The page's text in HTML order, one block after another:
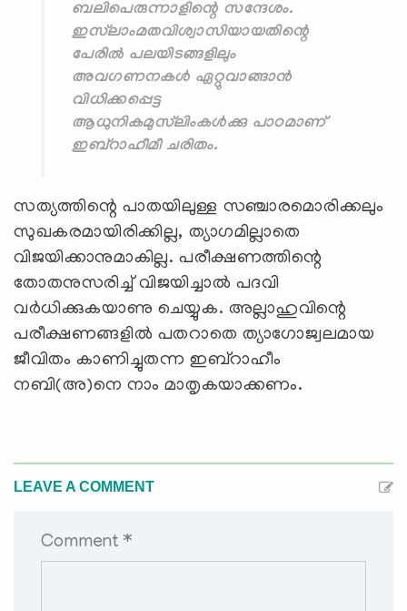
ബലിപെരുന്നാളിന്റെ സന്ദേശം.
ഇസ്‌ലാംമതവിശ്വാസിയായതിന്റെ
പേരില്‍ പലയിടങ്ങളിലും
അവഗണനകള്‍ ഏറ്റുവാങ്ങാന്‍
വിധിക്കപ്പെട്ട
ആധുനികമുസ്‌ലിംകള്‍ക്കു പാഠമാണ്
ഇബ്‌റാഹീമീ ചരിതം.
സത്യത്തിന്റെ പാതയിലുള്ള സഞ്ചാരമൊരിക്കലും
സുഖകരമായിരിക്കില്ല, ത്യാഗമില്ലാതെ
വിജയിക്കാനുമാകില്ല. പരീക്ഷണത്തിന്റെ
തോതനുസരിച്ച് വിജയിച്ചാല്‍ പദവി
വര്‍ധിക്കുകയാണു ചെയ്യുക. അല്ലാഹുവിന്റെ
പരീക്ഷണങ്ങളില്‍ പതറാതെ ത്യാഗോജ്വലമായ
ജീവിതം കാണിച്ചുതന്ന ഇബ്‌റാഹീം
നബി(അ)നെ നാം മാതൃകയാക്കണം.
LEAVE A COMMENT
Comment *